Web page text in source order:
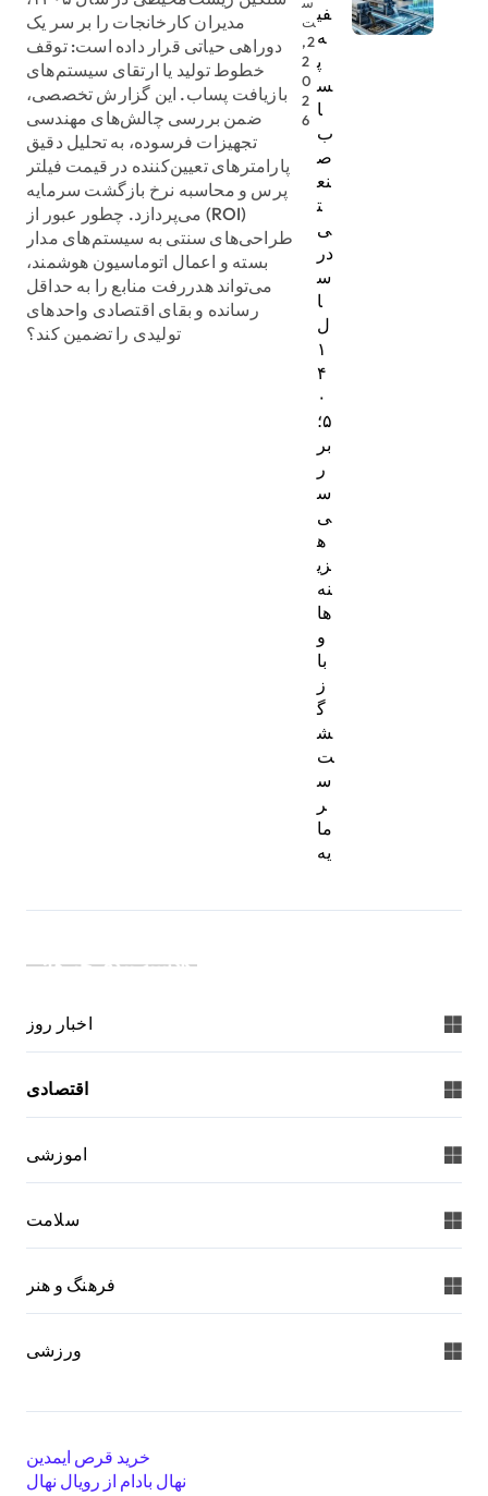
فی
ه
پ
س
ا
ب
ص
نع
ت
ی
در
س
ا
ل
۱
۴
۰
۵؛
بر
ر
س
ی
ه
زی
نه‌
ها
و
با
ز
گ
ش
ت
س
ر
ما
یه
ت
2,
2
0
2
6
مدیران کارخانجات را بر سر یک
دوراهی حیاتی قرار داده است: توقف
خطوط تولید یا ارتقای سیستم‌های
بازیافت پساب. این گزارش تخصصی،
ضمن بررسی چالش‌های مهندسی
تجهیزات فرسوده، به تحلیل دقیق
پارامترهای تعیین‌کننده در قیمت فیلتر
پرس و محاسبه نرخ بازگشت سرمایه
(ROI) می‌پردازد. چطور عبور از
طراحی‌های سنتی به سیستم‌های مدار
بسته و اعمال اتوماسیون هوشمند،
می‌تواند هدررفت منابع را به حداقل
رسانده و بقای اقتصادی واحدهای
تولیدی را تضمین کند؟
دسته بندی خبرها:
اخبار روز
اقتصادی
اموزشی
سلامت
فرهنگ و هنر
ورزشی
خرید قرص ایمدین
نهال بادام از رویال نهال